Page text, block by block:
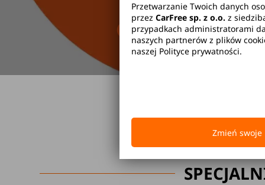
Brak kaucji
Przetwarzanie Twoich danych
przez CarFree sp. z o.o. z
przypadkach administratorami
naszych partnerów z plików
naszej Polityce prywatności.
Zmień